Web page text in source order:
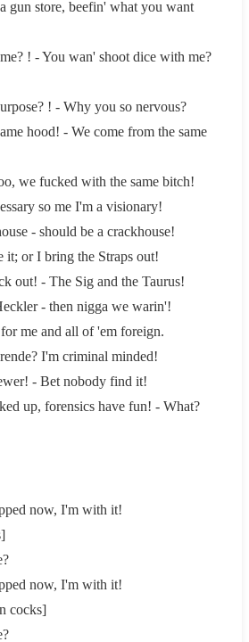
gun store, beefin' what you want
! - You wan' shoot dice with me?
! - Why you so nervous?
hood! - We come from the same
we fucked with the same bitch!
so me I'm a visionary!
- should be a crackhouse!
it; or I bring the Straps out!
out! - The Sig and the Taurus!
- then nigga we warin'!
me and all of 'em foreign.
I'm criminal minded!
- Bet nobody find it!
up, forensics have fun! - What?
now, I'm with it!
now, I'm with it!
cocks]